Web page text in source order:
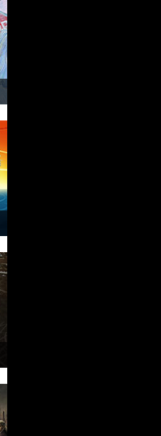
Константин
Constantine
Фантастика, Триллер, Мистика,